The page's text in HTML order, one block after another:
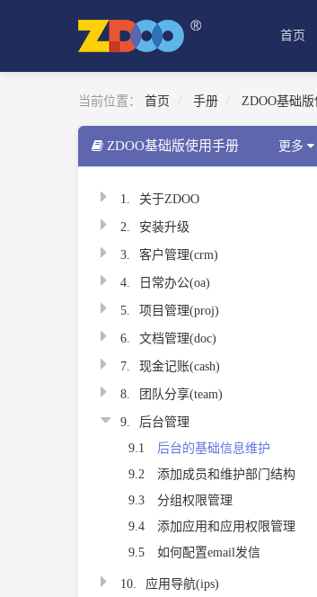
首页
当前位置： 首页 手册 ZDOO基础
ZDOO基础版使用手册 更多
1. 关于ZDOO
2. 安装升级
3. 客户管理(crm)
4. 日常办公(oa)
5. 项目管理(proj)
6. 文档管理(doc)
7. 现金记账(cash)
8. 团队分享(team)
9.
后台管理
9.1
后台的基础信息维护
9.2
添加成员和维护部门结构
9.3
分组权限管理
9.4
添加应用和应用权限管理
9.5
如何配置email发信
10. 应用导航(ips)